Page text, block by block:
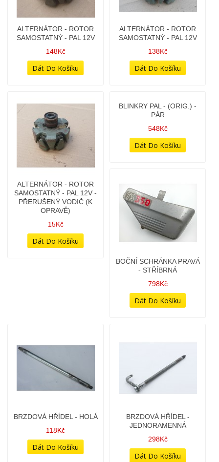
ALTERNÁTOR - ROTOR
SAMOSTATNÝ - PAL 12V
148Kč
ALTERNÁTOR - ROTOR
SAMOSTATNÝ - PAL 12V
138Kč
ALTERNÁTOR - ROTOR
SAMOSTATNÝ - PAL 12V -
BOČNÍ SCHRÁNKA PRAVÁ
- STŘÍBRNÁ
798Kč
BRZDOVÁ HŘÍDEL - HOLÁ